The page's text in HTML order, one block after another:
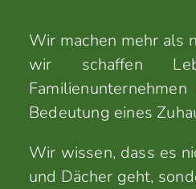
Wir machen mehr als
wir schaffen
Bedeutung eines
Wir wissen, dass es
und Dächer geht,